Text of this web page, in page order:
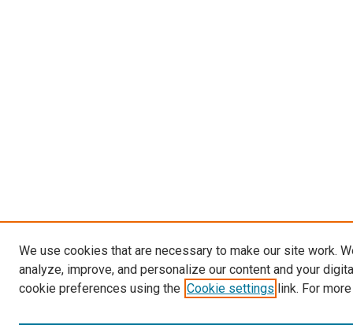
We use cookies that are necessary to make our site work.
analyze, improve, and personalize our content and your
cookie preferences using the Cookie settings link. For